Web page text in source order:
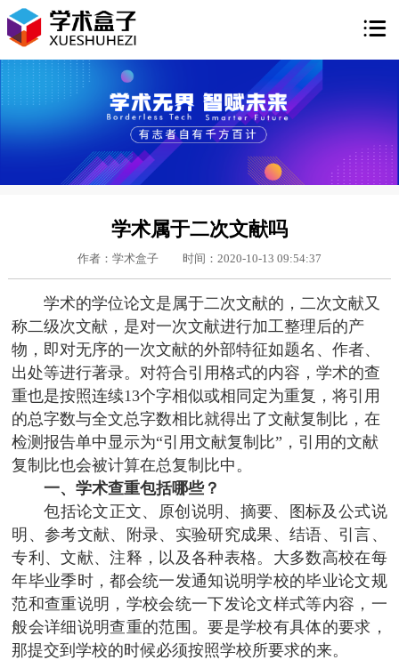

学术属于二次文献吗
作者：学术盒子 时间：2020-10-13 09:54:37
学术的学位论文是属于二次文献的，二次文献又
称二级次文献，是对一次文献进行加工整理后的产
物，即对无序的一次文献的外部特征如题名、作者、
出处等进行著录。对符合引用格式的内容，学术的查
重也是按照连续13个字相似或相同定为重复，将引用
的总字数与全文总字数相比就得出了文献复制比，在
检测报告单中显示为“引用文献复制比”，引用的文献
复制比也会被计算在总复制比中。
一、学术查重包括哪些？
包括论文正文、原创说明、摘要、图标及公式说
明、参考文献、附录、实验研究成果、结语、引言、
专利、文献、注释，以及各种表格。大多数高校在每
年毕业季时，都会统一发通知说明学校的毕业论文规
范和查重说明，学校会统一下发论文样式等内容，一
般会详细说明查重的范围。要是学校有具体的要求，
那提交到学校的时候必须按照学校所要求的来。